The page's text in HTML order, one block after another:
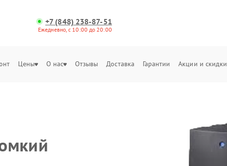
+7 (848) 238-87-51
Ежедневно, с 10:00 до 20:00
Цены О нас Отзывы Доставка Гарантии Акции и скидки